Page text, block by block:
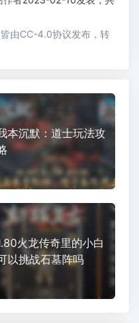
由CC-4.0协议发布，转
本沉默：道士玩法攻
火龙传奇里的小白
以挑战石墓阵吗